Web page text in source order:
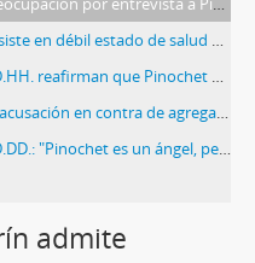
débil estado de salud de Pinochet
que Pinochet no está demente
en contra de agregado militar en la ONU
es un ángel, pero de la muerte"
admite